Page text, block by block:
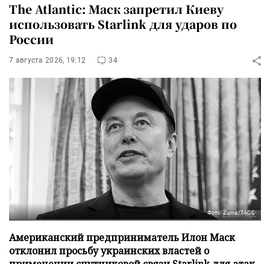
The Atlantic: Маск запретил Киеву
использовать Starlink для ударов по
России
7 августа 2026, 19:12 34
Фото: Zuma/ТАСС
Американский предприниматель Илон Маск
отклонил просьбу украинских властей о